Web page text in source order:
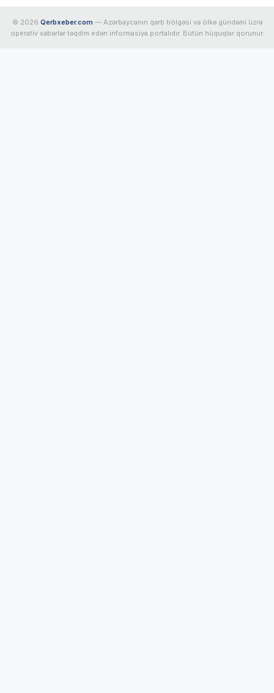
© 2026 Qerbxeber.com — Azərbaycanın qərb bölgəsi və ölkə gündəmi üzrə
operativ xəbərlər təqdim edən informasiya portalıdır. Bütün hüquqlar qorunur.